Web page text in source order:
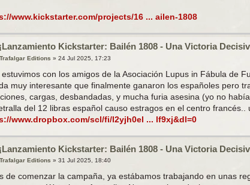
www.kickstarter.com/projects/16 ... ailen-1808
Kickstarter: Bailén 1808 - Una Victoria
Trafalgar Editions » 24 Jul 2025, 17:23
estuvimos con los amigos de la Asociación Lupus in Fábula de
muy interesante que finalmente ganaron los españoles pero
cargas, desbandadas, y mucha furia asesina (yo no
del 12 libras español causo estragos en el centro francés..
www.dropbox.com/scl/fi/l2yjh0el ... lf9xj&dl=0
Kickstarter: Bailén 1808 - Una Victoria
Trafalgar Editions » 31 Jul 2025, 18:40
de comenzar la campaña, ya estábamos trabajando en unas